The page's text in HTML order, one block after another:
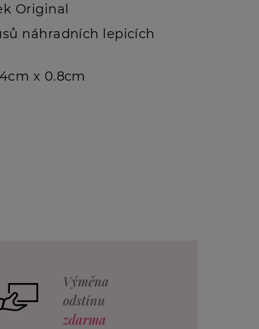
Original
náhradních lepicích
x 0.8cm
Výměna
odstínu
zdarma